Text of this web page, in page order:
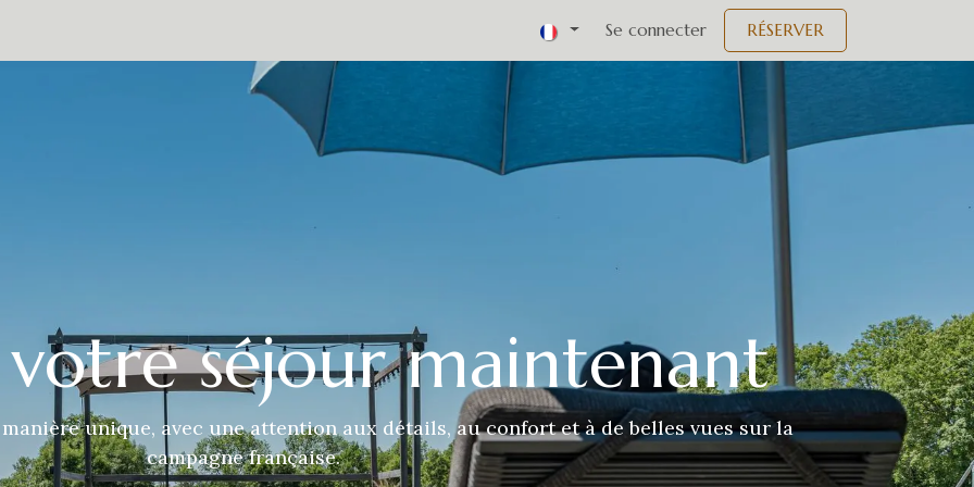
Événements Se connecter RÉSERVER
votre séjour maintenant
unique, avec une attention aux détails, au confort et à de belles vues sur la
campagne française.